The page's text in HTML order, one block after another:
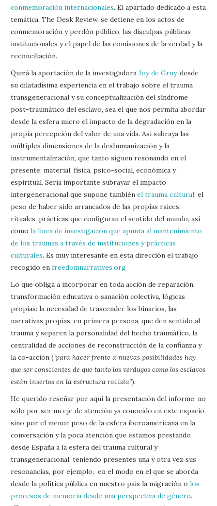
conmemoración internacionales. El apartado dedicado a esta
temática, The Desk Review, se detiene en los actos de
conmemoración y perdón público, las disculpas públicas
institucionales y el papel de las comisiones de la verdad y la
reconciliación.
Quizá la aportación de la investigadoraJoy de Gruy, desde
su dilatadísima experiencia en el trabajo sobre el trauma
transgeneracional y su conceptualización del síndrome
post-traumático del esclavo, sea el que nos permita abordar
desde la esfera micro el impacto de la degradación en la
propia percepción del valor de una vida. Así subraya las
múltiples dimensiones de la deshumanización y la
instrumentalización, que tanto siguen resonando en el
presente: material, física, psico-social, económica y
espiritual. Sería importante subrayar el impacto
intergeneracional que supone tambiénel trauma cultural: el
peso de haber sido arrancados de las propias raíces,
rituales, prácticas que configuran el sentido del mundo, así
comola línea de investigación que apunta al mantenimiento
de los traumas a través de instituciones y prácticas
culturales. Es muy interesante en esta dirección el trabajo
recogido enfreedomnarratives.org
Lo que obliga a incorporar en toda acción de reparación,
transformación educativa o sanación colectiva, lógicas
propias: la necesidad de trascender los binarios, las
narrativas propias, en primera persona, que den sentido al
trauma y separen la personalidad del hecho traumático, la
centralidad de acciones de reconstrucción de la confianza y
la co-acción (“para hacer frente a nuevas posibilidades hay
que ser conscientes de que tanto los verdugos como los esclavos
están insertos en la estructura racista”).
He querido reseñar por aquí la presentación del informe, no
sólo por ser un eje de atención ya conocido en este espacio,
sino por el menor peso de la esfera iberoamericana en la
conversación y la poca atención que estamos prestando
desde España a la esfera del trauma cultural y
transgeneracional, teniendo presentes una y otra vez sus
resonancias, por ejemplo, en el modo en el que se aborda
desde la política pública en nuestro país la migración olos
procesos de memoria desde una perspectiva de género.